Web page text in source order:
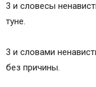
3 и словесы
туне.
3 и словами
без причины.